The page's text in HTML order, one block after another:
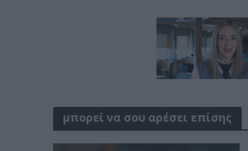
μπορεί να σου αρέσει επίσης